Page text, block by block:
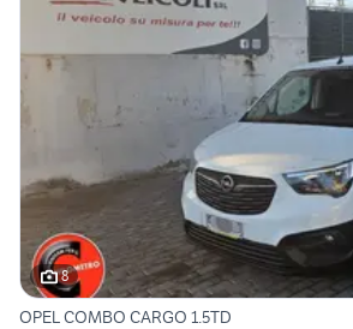
8
OPEL COMBO CARGO 1.5TD